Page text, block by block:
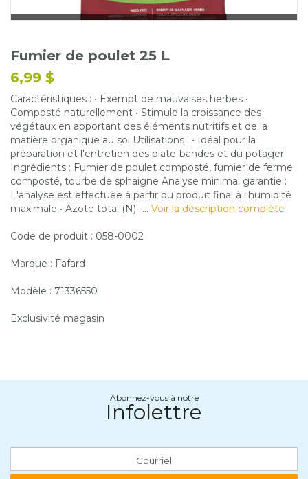
Service à la clientèle
Nous joindre
Fumier de poulet 25 L
6,99 $
Caractéristiques : • Exempt de mauvaises herbes •
Composté naturellement • Stimule la croissance des
végétaux en apportant des éléments nutritifs et de la
matière organique au sol Utilisations : • Idéal pour la
préparation et l'entretien des plate-bandes et du potager
Ingrédients : Fumier de poulet composté, fumier de ferme
composté, tourbe de sphaigne Analyse minimal garantie :
L'analyse est effectuée à partir du produit final à l'humidité
maximale • Azote total (N) -... Voir la description complète
Code de produit : 058-0002
Marque : Fafard
Modèle : 71336550
Exclusivité magasin
Abonnez-vous à notre
Infolettre